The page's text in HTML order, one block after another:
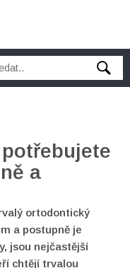
a
ortodontický
a postupně je
, jsou nejčastější
chtějí trvalou